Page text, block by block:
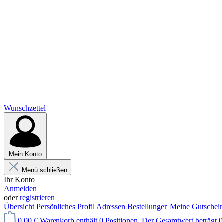
Wunschzettel
Mein Konto
Menü schließen
Ihr Konto
Anmelden
oderregistrieren
Übersicht Persönliches Profil Adressen Bestellungen Meine
0,00 € Warenkorb enthält 0 Positionen. Der Gesamtwert beträgt